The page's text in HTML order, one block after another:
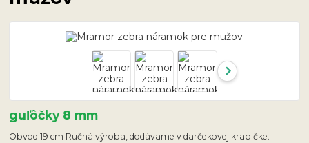
guľôčky 8 mm
Obvod 19 cm Ručná výroba, dodávame v darčekovej krabičke.